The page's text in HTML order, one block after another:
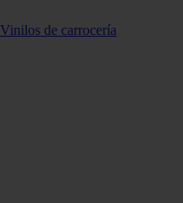
Vinilos de carrocería